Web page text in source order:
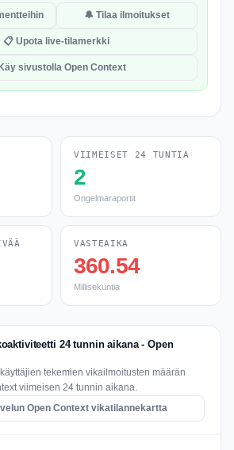
🔔 Tilaa ilmoitukset
📋 Upota live-tilamerkki
sivustolla Open Context
VIIMEISET 24 TUNTIA
2
Ongelmaraportit
VASTEAIKA
360.54
Millisekuntia
24 tunnin aikana - Open
tekemien vikailmoitusten määrän
viimeisen 24 tunnin aikana.
Open Context vikatilannekartta